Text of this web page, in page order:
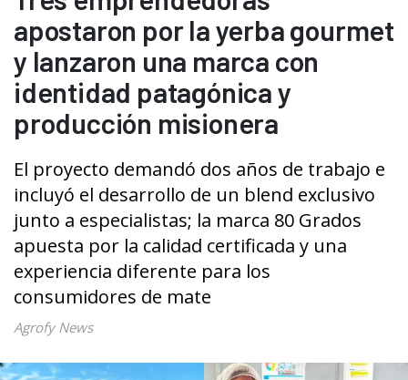
apostaron por la yerba gourmet
y lanzaron una marca con
identidad patagónica y
producción misionera
El proyecto demandó dos años de trabajo e
incluyó el desarrollo de un blend exclusivo
junto a especialistas; la marca 80 Grados
apuesta por la calidad certificada y una
experiencia diferente para los
consumidores de mate
Agrofy News